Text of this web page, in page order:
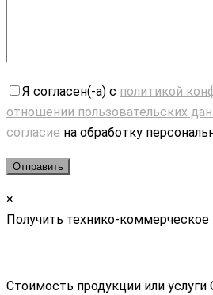
Я согласен(-а) с политикой
отношении пользовательских
согласие на обработку
×
Получить технико-
Стоимость продукции или